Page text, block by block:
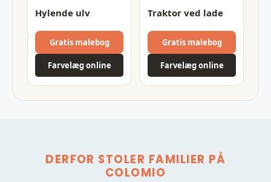
Hylende ulv
Gratis malebog
Farvelæg online
Traktor ved lade
Gratis malebog
Farvelæg online
DERFOR STOLER FAMILIER PÅ
COLOMIO